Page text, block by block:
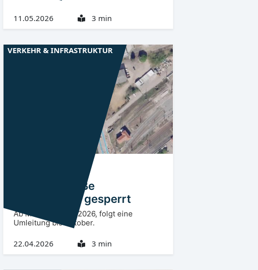
11.05.2026 3 min
Bahnhofstraße
Senftenberg gesperrt
Ab Montag, 04.05.2026, folgt eine
Umleitung bis Oktober.
22.04.2026 3 min
VERKEHR & INFRASTRUKTUR